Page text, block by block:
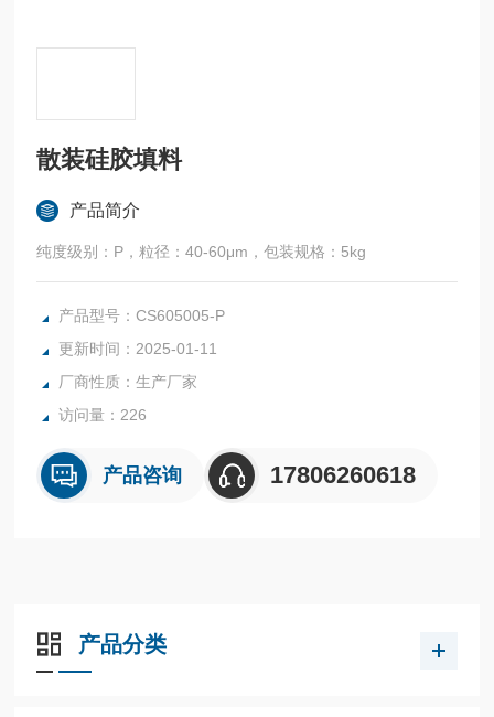
散装硅胶填料
产品简介
纯度级别：P，粒径：40-60μm，包装规格：5kg
产品型号：CS605005-P
更新时间：2025-01-11
厂商性质：生产厂家
访问量：226
产品咨询 17806260618
产品分类